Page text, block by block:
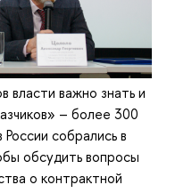
власти важно знать и
– более 300
собрались в
обсудить вопросы
о контрактной